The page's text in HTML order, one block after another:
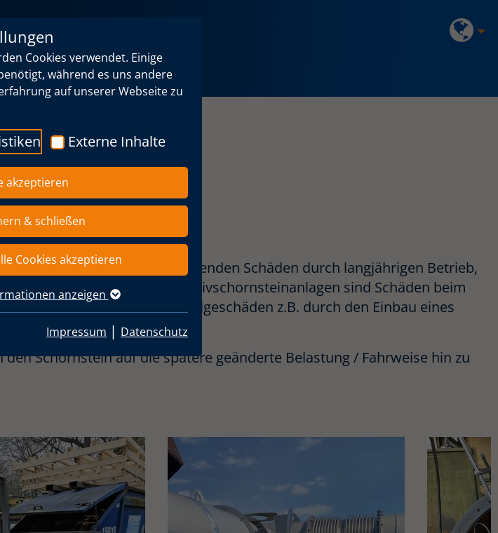
Cookies verwendet. Einige
während es uns andere
auf unserer Webseite zu
Externe Inhalte
akzeptieren
& schließen
Cookies akzeptieren
anzeigen
Impressum | Datenschutz
und die auftretenden Schäden durch langjährigen Betrieb,
Speziell im Bereich der Massivschornsteinanlagen sind Schäden beim
konfrontiert, lassen sich Folgeschäden z.B. durch den Einbau eines
Schornstein auf die spätere geänderte Belastung / Fahrweise hin zu